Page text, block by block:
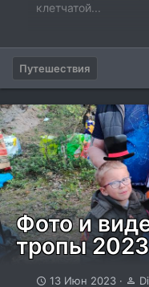
клетчатой...
Путешествия
Фото и
тропы 2023
13 Июн 2023